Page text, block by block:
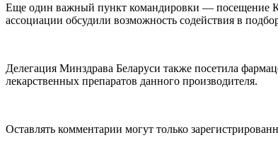
Еще один важный пункт командировки — посещение
ассоциации обсудили возможность содействия в
Делегация Минздрава Беларуси также посетила
лекарственных препаратов данного производителя.
Оставлять комментарии могут только